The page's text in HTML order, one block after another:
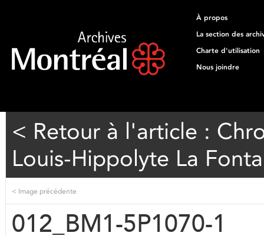
À propos
La section des
Charte d'utilisation
Nous joindre
< Retour à l'article :
Louis-Hippolyte La
< Image précédente
012_BM1-5P1070-1